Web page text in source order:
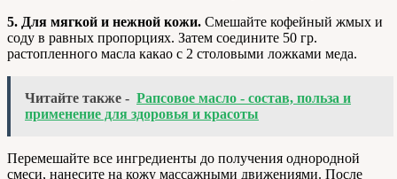
5. Для мягкой и нежной кожи. Смешайте кофейный жмых и
соду в равных пропорциях. Затем соедините 50 гр.
растопленного масла какао с 2 столовыми ложками меда.
Читайте также - Рапсовое масло - состав, польза и
применение для здоровья и красоты
Перемешайте все ингредиенты до получения однородной
смеси, нанесите на кожу массажными движениями. После